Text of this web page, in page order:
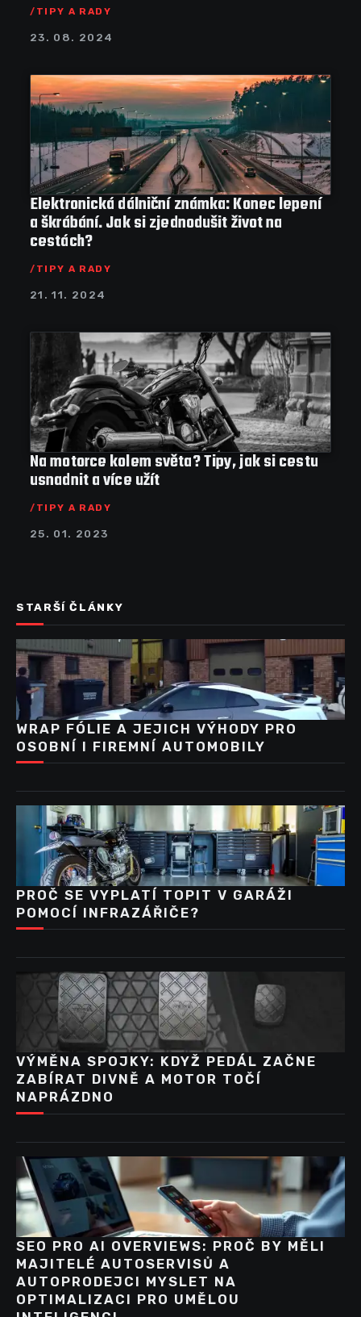
TIPY A RADY
23. 08. 2024
Elektronická dálniční známka: Konec lepení
a škrábání. Jak si zjednodušit život na
cestách?
TIPY A RADY
21. 11. 2024
Na motorce kolem světa? Tipy, jak si cestu
usnadnit a více užít
TIPY A RADY
25. 01. 2023
STARŠÍ ČLÁNKY
WRAP FÓLIE A JEJICH VÝHODY PRO
OSOBNÍ I FIREMNÍ AUTOMOBILY
PROČ SE VYPLATÍ TOPIT V GARÁŽI
POMOCÍ INFRAZÁŘIČE?
VÝMĚNA SPOJKY: KDYŽ PEDÁL ZAČNE
ZABÍRAT DIVNĚ A MOTOR TOČÍ
NAPRÁZDNO
SEO PRO AI OVERVIEWS: PROČ BY MĚLI
MAJITELÉ AUTOSERVISŮ A
AUTOPRODEJCI MYSLET NA
OPTIMALIZACI PRO UMĚLOU